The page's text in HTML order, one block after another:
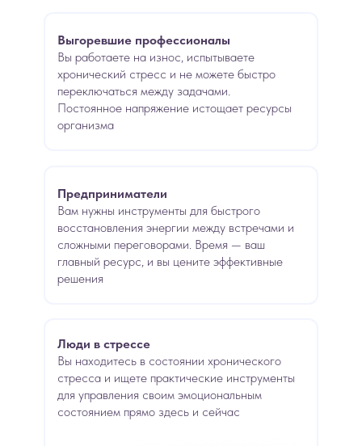
Люди в стрессе
Вы находитесь в состоянии хронического
стресса и ищете практические инструменты
для управления своим эмоциональным
состоянием прямо здесь и сейчас
Предприниматели
Вам нужны инструменты для быстрого
восстановления энергии между встречами и
сложными переговорами. Время — ваш
главный ресурс, и вы цените эффективные
решения
Выгоревшие профессионалы
Вы работаете на износ, испытываете
хронический стресс и не можете быстро
переключаться между задачами.
Постоянное напряжение истощает ресурсы
организма